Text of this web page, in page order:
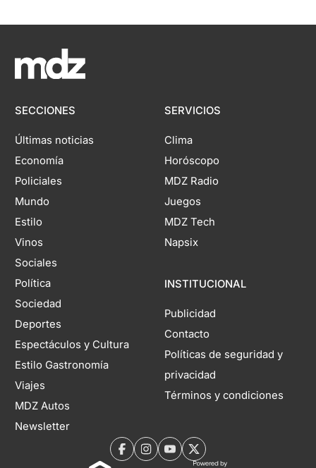
SECCIONES
Últimas noticias
Economía
Policiales
Mundo
Estilo
Vinos
Sociales
Política
Sociedad
Deportes
Espectáculos y Cultura
Estilo Gastronomía
Viajes
MDZ Autos
Newsletter
SERVICIOS
Clima
Horóscopo
MDZ Radio
Juegos
MDZ Tech
Napsix
INSTITUCIONAL
Publicidad
Contacto
Políticas de seguridad y
privacidad
Términos y condiciones